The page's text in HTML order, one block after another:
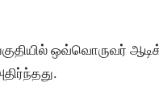
ஒவ்வொருவர்